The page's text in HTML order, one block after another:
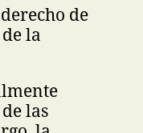
de
la
las